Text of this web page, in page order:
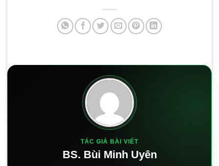
TÁC GIẢ BÀI VIẾT
BS. Bùi Minh Uyên